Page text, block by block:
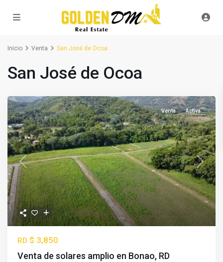
Inicio Venta San José de Ocoa
San José de Ocoa
Previous Next
Venta Activa
RD $ 3,850
Venta de solares amplio en Bonao, RD